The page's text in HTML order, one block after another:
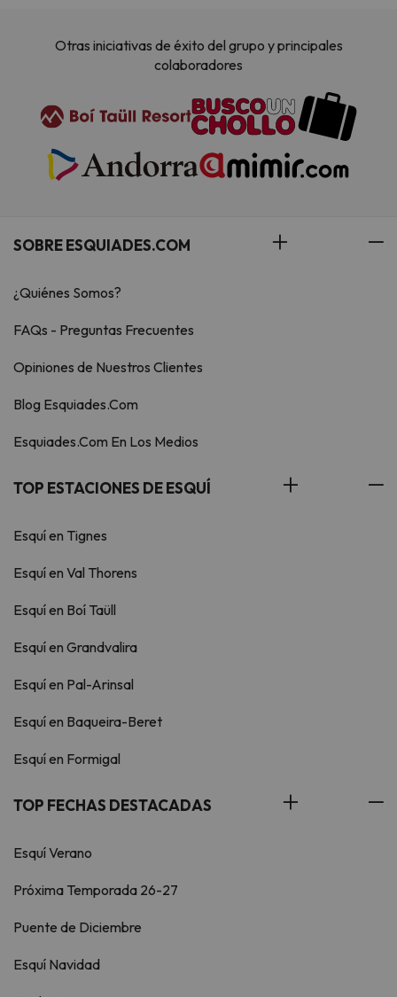
Otras iniciativas de éxito del grupo y principales
colaboradores
SOBRE ESQUIADES.COM
¿Quiénes Somos?
FAQs - Preguntas Frecuentes
Opiniones de Nuestros Clientes
Blog Esquiades.Com
Esquiades.Com En Los Medios
TOP ESTACIONES DE ESQUÍ
Esquí en Tignes
Esquí en Val Thorens
Esquí en Boí Taüll
Esquí en Grandvalira
Esquí en Pal-Arinsal
Esquí en Baqueira-Beret
Esquí en Formigal
TOP FECHAS DESTACADAS
Esquí Verano
Próxima Temporada 26-27
Puente de Diciembre
Esquí Navidad